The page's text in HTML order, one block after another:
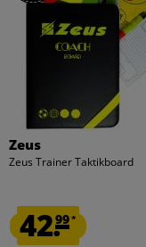
Zeus
Zeus Trainer Taktikboard
42.99*